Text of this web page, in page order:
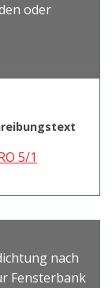
oder
5/1
nach
Fensterbank